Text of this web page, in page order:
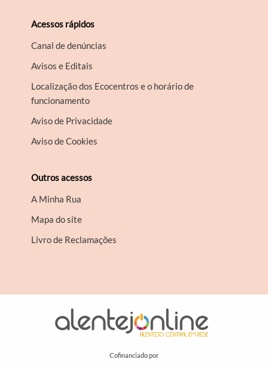
Acessos rápidos
Canal de denúncias
Avisos e Editais
Localização dos Ecocentros e o horário de
funcionamento
Aviso de Privacidade
Aviso de Cookies
Outros acessos
A Minha Rua
Mapa do site
Livro de Reclamações
Cofinanciado por